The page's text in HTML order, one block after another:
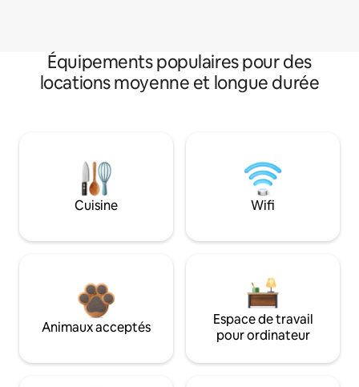
Équipements populaires pour des
locations moyenne et longue durée
Cuisine Wifi
Animaux acceptés
Espace de travail
pour ordinateur